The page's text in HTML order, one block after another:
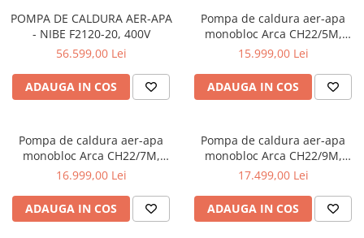
POMPA DE CALDURA AER-APA
- NIBE F2120-20, 400V
56.599,00 Lei
ADAUGA IN COS
Pompa de caldura aer-apa
monobloc Arca CH22/5M,
monofazata, clasa energetica
15.999,00 Lei
ADAUGA IN COS
Pompa de caldura aer-apa
monobloc Arca CH22/7M,
monofazata, clasa energetica
16.999,00 Lei
ADAUGA IN COS
Pompa de caldura aer-apa
monobloc Arca CH22/9M,
monofazata, clasa energetica
17.499,00 Lei
ADAUGA IN COS